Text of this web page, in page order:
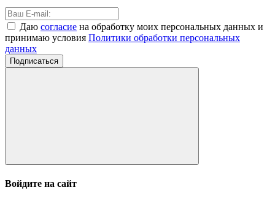
Даю согласие на обработку моих персональных данных и
принимаю условия Политики обработки персональных
данных
Подписаться
Войдите на сайт